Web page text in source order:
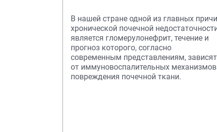
В нашей стране одной из главных
хронической почечной
является гломерулонефрит, течение и
прогноз которого, согласно
современным представлениям, зависят
от иммуновоспалительных механизмов
повреждения почечной ткани.